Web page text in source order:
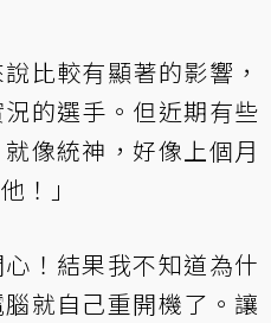
比較有顯著的影響，
的選手。但近期有些
像統神，好像上個月
！」
心！結果我不知道為什
就自己重開機了。讓